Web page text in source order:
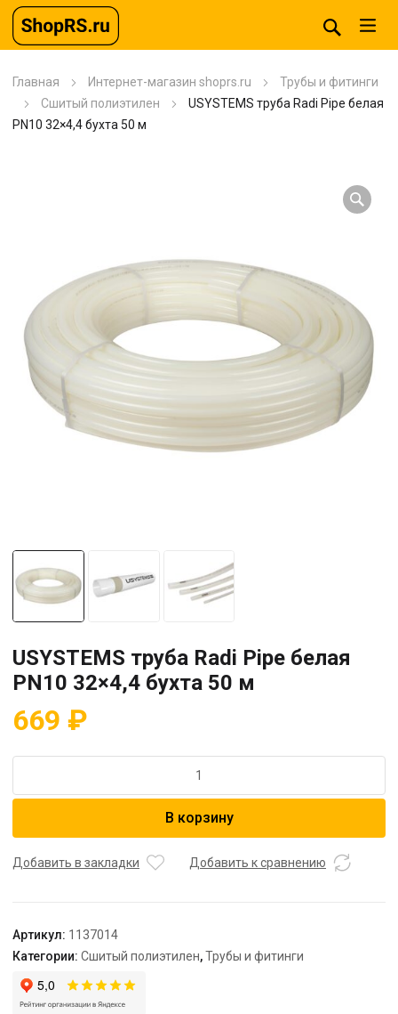
Главная Интернет-магазин shoprs.ru
Трубы и фитинги
Сшитый полиэтилен
USYSTEMS труба Radi Pipe белая
PN10 32×4,4 бухта 50 м
USYSTEMS труба Radi Pipe белая
PN10 32×4,4 бухта 50 м
669 ₽
USYSTEMS
Pipe
бухта
50
В корзину
Добавить в закладки Добавить к сравнению
Артикул: 1137014
Категории: Сшитый полиэтилен,Трубы и фитинги